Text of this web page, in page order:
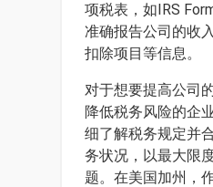
项税表，如IRS
准确报告公司的收
扣除项目等信息。
对于想要提高公司
降低税务风险的企
细了解税务规定并
务状况，以最大限
题。在美国加州，